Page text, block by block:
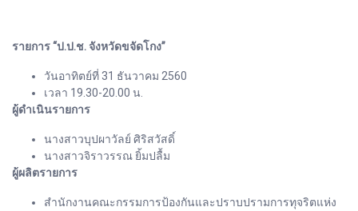
รายการ “ป.ป.ช. จังหวัดขจัดโกง”
วันอาทิตย์ที่ 31 ธันวาคม 2560
เวลา 19.30-20.00 น.
ผู้ดำเนินรายการ
นางสาวบุปผาวัลย์ ศิริสวัสดิ์
นางสาวจิราวรรณ ยิ้มปลื้ม
ผู้ผลิตรายการ
สำนักงานคณะกรรมการป้องกันและปราบปรามการทุจริตแห่ง